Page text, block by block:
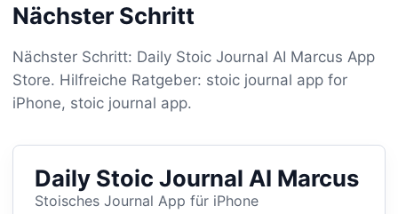
Nächster Schritt
Nächster Schritt: Daily Stoic Journal AI Marcus App
Store. Hilfreiche Ratgeber: stoic journal app for
iPhone, stoic journal app.
Daily Stoic Journal AI Marcus
Stoisches Journal App für iPhone